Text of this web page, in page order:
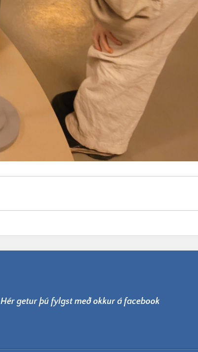
Hér getur þú fylgst með okkur á facebook